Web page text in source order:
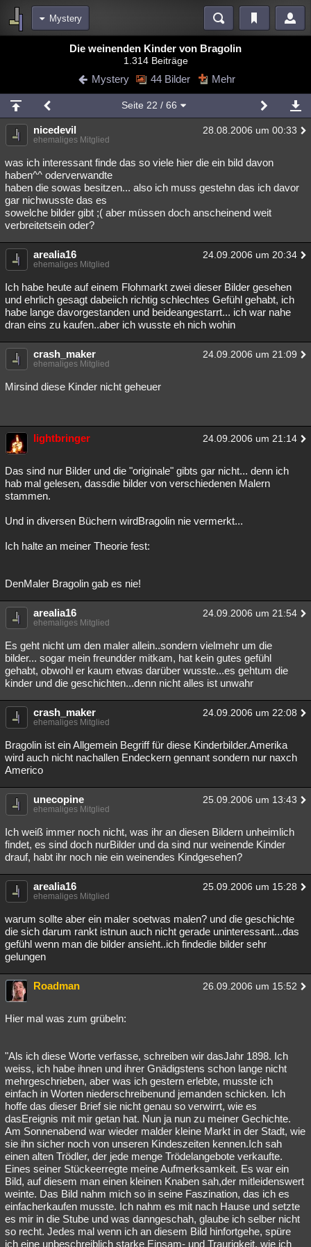
Mystery
Blogs Videos
Chat Wiki Neuigkeiten
meine Rubriken
Menschen Mystery Kriminalfälle
Spiritualität Verschwörungen Technologie Ufologie
Natur Umfragen Unterhaltung
weitere Rubriken
Philosophie Träume
Astronomie Gaming Filme
Musik Clash Verbesserungen Allmystery English
Übersichten
Besucht Teilgenommen Alle Neue Geschlossen
Lesenswert Schlüsselwörter
Die weinenden Kinder von Bragolin
1.314 Beiträge
Mystery 44 Bilder Mehr
Seite 22 / 66
nicedevil 28.08.2006 um 00:33
ehemaliges Mitglied
was ich interessant finde das so viele hier die ein bild davon
haben^^ oderverwandte
haben die sowas besitzen... also ich muss gestehn das ich davor
gar nichwusste das es
sowelche bilder gibt ;( aber müssen doch anscheinend weit
verbreitetsein oder?
arealia16 24.09.2006 um 20:34
ehemaliges Mitglied
Ich habe heute auf einem Flohmarkt zwei dieser Bilder gesehen
und ehrlich gesagt dabeiich richtig schlechtes Gefühl gehabt, ich
habe lange davorgestanden und beideangestarrt... ich war nahe
dran eins zu kaufen..aber ich wusste eh nich wohin
crash_maker 24.09.2006 um 21:09
ehemaliges Mitglied
Mirsind diese Kinder nicht geheuer
lightbringer 24.09.2006 um 21:14
Das sind nur Bilder und die "originale" gibts gar nicht... denn ich
hab mal gelesen, dassdie bilder von verschiedenen Malern
stammen.
Und in diversen Büchern wirdBragolin nie vermerkt...
Ich halte an meiner Theorie fest:
DenMaler Bragolin gab es nie!
arealia16 24.09.2006 um 21:54
ehemaliges Mitglied
Es geht nicht um den maler allein..sondern vielmehr um die
bilder... sogar mein freundder mitkam, hat kein gutes gefühl
gehabt, obwohl er kaum etwas darüber wusste...es gehtum die
kinder und die geschichten...denn nicht alles ist unwahr
crash_maker 24.09.2006 um 22:08
ehemaliges Mitglied
Bragolin ist ein Allgemein Begriff für diese Kinderbilder.Amerika
wird auch nicht nachallen Endeckern gennant sondern nur naxch
Americo
unecopine 25.09.2006 um 13:43
ehemaliges Mitglied
Ich weiß immer noch nicht, was ihr an diesen Bildern unheimlich
findet, es sind doch nurBilder und da sind nur weinende Kinder
drauf, habt ihr noch nie ein weinendes Kindgesehen?
arealia16 25.09.2006 um 15:28
ehemaliges Mitglied
warum sollte aber ein maler soetwas malen? und die geschichte
die sich darum rankt istnun auch nicht gerade uninteressant...das
gefühl wenn man die bilder ansieht..ich findedie bilder sehr
gelungen
Roadman 26.09.2006 um 15:52
Hier mal was zum grübeln:
"Als ich diese Worte verfasse, schreiben wir dasJahr 1898. Ich
weiss, ich habe ihnen und ihrer Gnädigstens schon lange nicht
mehrgeschrieben, aber was ich gestern erlebte, musste ich
einfach in Worten niederschreibenund jemanden schicken. Ich
hoffe das dieser Brief sie nicht genau so verwirrt, wie es
dasEreignis mit mir getan hat. Nun ja nun zu meiner Gechichte.
Am Sonnenabend war wieder malder kleine Markt in der Stadt, wie
sie ihn sicher noch von unseren Kindeszeiten kennen.Ich sah
einen alten Trödler, der jede menge Trödelangebote verkaufte.
Eines seiner Stückeerregte meine Aufmerksamkeit. Es war ein
Bild, auf diesem man einen kleinen Knaben sah,der mitleidenswert
weinte. Das Bild nahm mich so in seine Faszination, das ich es
einfacherkaufen musste. Ich nahm es mit nach Hause und setzte
es mir in die Stube und was danngeschah, glaube ich selber nicht
so recht. Jedes mal wenn ich an diesem Bild hinfortgehe, spüre
ich eine unbeschreiblich starke Einsam- und Traurigkeit, wie ich